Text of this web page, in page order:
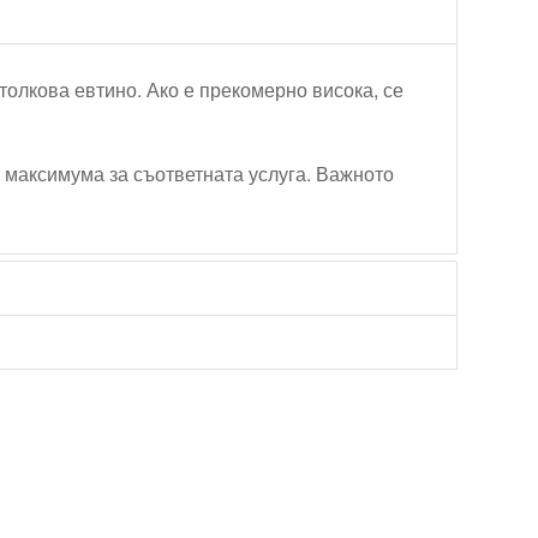
евтино. Ако е прекомерно висока, се
за съответната услуга. Важното